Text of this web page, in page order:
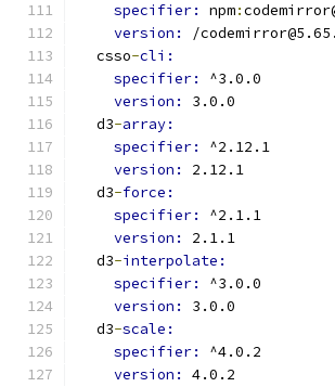
specifier: npm:
version:
/
  csso
-cli:
specifier: ^3.0.0
version: 3.0.0
  d3
-array:
specifier: ^2.12.1
version: 2.12.1
  d3
-force:
specifier: ^2.1.1
version: 2.1.1
  d3
-interpolate:
specifier: ^3.0.0
version: 3.0.0
  d3
-scale:
specifier: ^4.0.2
version: 4.0.2